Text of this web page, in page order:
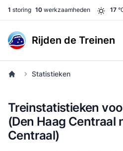
1 storing 10 werkzaamheden 17
Rijden de Treinen
Statistieken
Treinstatistieken
(Den Haag Centraal
Centraal)